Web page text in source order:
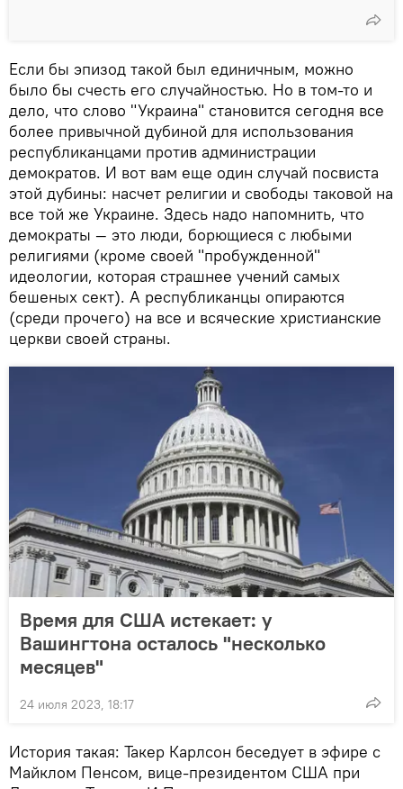
Если бы эпизод такой был единичным, можно
было бы счесть его случайностью. Но в том-то и
дело, что слово "Украина" становится сегодня все
более привычной дубиной для использования
республиканцами против администрации
демократов. И вот вам еще один случай посвиста
этой дубины: насчет религии и свободы таковой на
все той же Украине. Здесь надо напомнить, что
демократы — это люди, борющиеся с любыми
религиями (кроме своей "пробужденной"
идеологии, которая страшнее учений самых
бешеных сект). А республиканцы опираются
(среди прочего) на все и всяческие христианские
церкви своей страны.
Время для США истекает: у
Вашингтона осталось "несколько
месяцев"
24 июля 2023, 18:17
История такая: Такер Карлсон беседует в эфире с
Майклом Пенсом, вице-президентом США при